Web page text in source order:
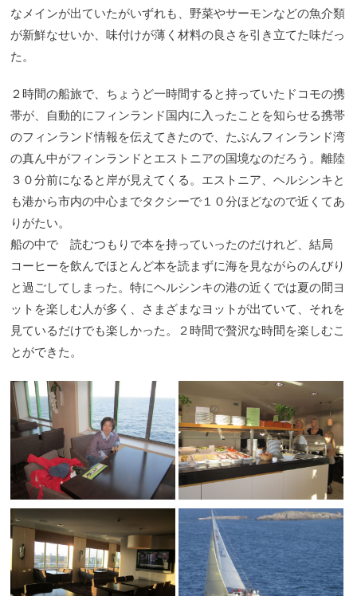
なメインが出ていたがいずれも、野菜やサーモンなどの魚介類
が新鮮なせいか、味付けが薄く材料の良さを引き立てた味だっ
た。
２時間の船旅で、ちょうど一時間すると持っていたドコモの携
帯が、自動的にフィンランド国内に入ったことを知らせる携帯
のフィンランド情報を伝えてきたので、たぶんフィンランド湾
の真ん中がフィンランドとエストニアの国境なのだろう。離陸
３０分前になると岸が見えてくる。エストニア、ヘルシンキと
も港から市内の中心までタクシーで１０分ほどなので近くてあ
りがたい。
船の中で 読むつもりで本を持っていったのだけれど、結局
コーヒーを飲んでほとんど本を読まずに海を見ながらのんびり
と過ごしてしまった。特にヘルシンキの港の近くでは夏の間ヨ
ットを楽しむ人が多く、さまざまなヨットが出ていて、それを
見ているだけでも楽しかった。２時間で贅沢な時間を楽しむこ
とができた。